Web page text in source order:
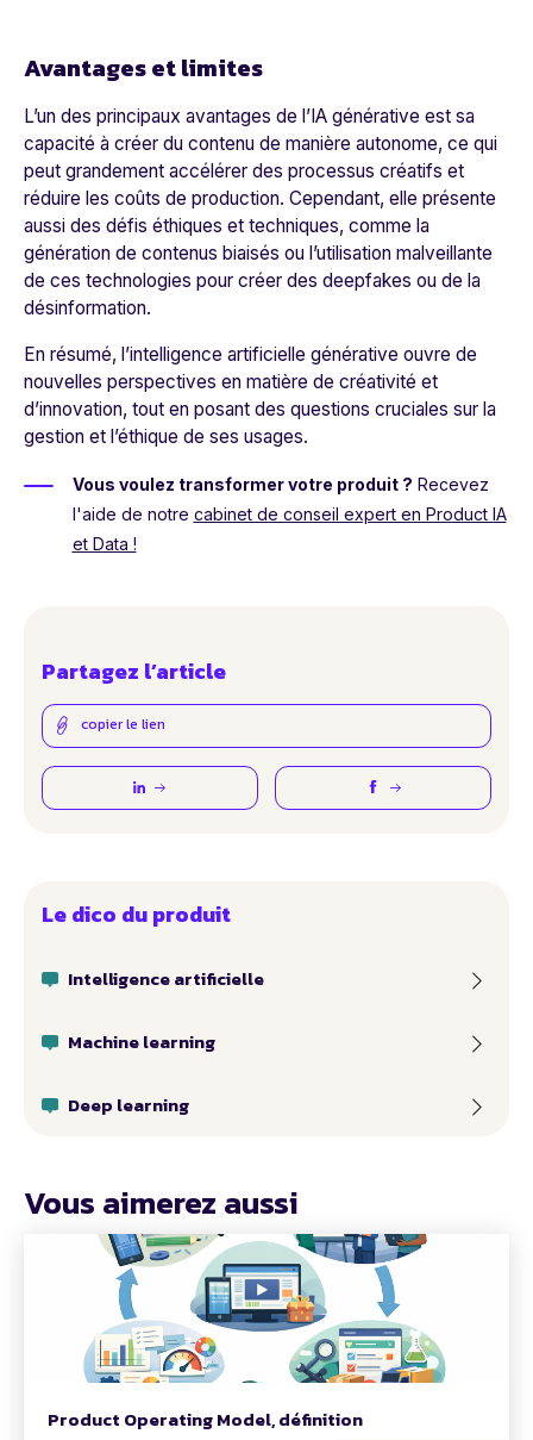
Avantages et limites
L’un des principaux avantages de l’IA générative est sa
capacité à créer du contenu de manière autonome, ce qui
peut grandement accélérer des processus créatifs et
réduire les coûts de production. Cependant, elle présente
aussi des défis éthiques et techniques, comme la
génération de contenus biaisés ou l’utilisation malveillante
de ces technologies pour créer des deepfakes ou de la
désinformation.
En résumé, l’intelligence artificielle générative ouvre de
nouvelles perspectives en matière de créativité et
d’innovation, tout en posant des questions cruciales sur la
gestion et l’éthique de ses usages.
Vous voulez transformer votre produit ? Recevez
l'aide de notre cabinet de conseil expert en Product IA
et Data !
Partagez l’article
copier le lien
Le dico du produit
Intelligence artificielle
Machine learning
Deep learning
Vous aimerez aussi
Product Operating Model, définition